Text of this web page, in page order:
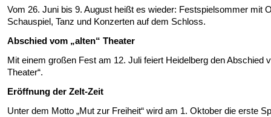
Vom 26. Juni bis 9. August heißt es wieder: Festspielsommer mit
Schauspiel, Tanz und Konzerten auf dem Schloss.
Abschied vom „alten“ Theater
Mit einem großen Fest am 12. Juli feiert Heidelberg den Abschied
Theater“.
Eröffnung der Zelt-Zeit
Unter dem Motto „Mut zur Freiheit“ wird am 1. Oktober die erste